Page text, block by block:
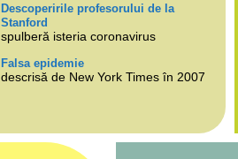
Descoperirile profesorului de la
Stanford
spulberă isteria coronavirus
Falsa epidemie
descrisă de New York Times în 2007